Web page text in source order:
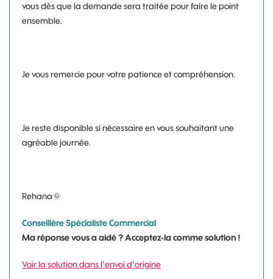
vous dès que la demande sera traitée pour faire le point
ensemble.
Je vous remercie pour votre patience et compréhension.
Je reste disponible si nécessaire en vous souhaitant une
agréable journée.
Rehana🌞
Conseillère Spécialiste Commercial
Ma réponse vous a aidé ? Acceptez-la comme solution !
Voir la solution dans l'envoi d'origine